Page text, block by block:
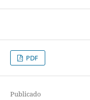
PDF
Publicado